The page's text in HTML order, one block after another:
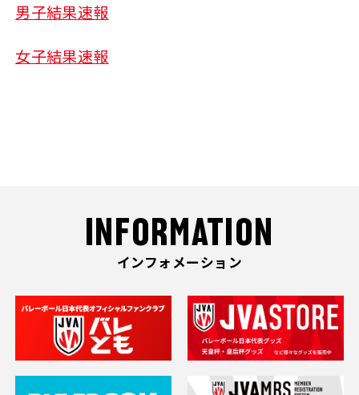
男子結果速報
女子結果速報
INFORMATION
インフォメーション